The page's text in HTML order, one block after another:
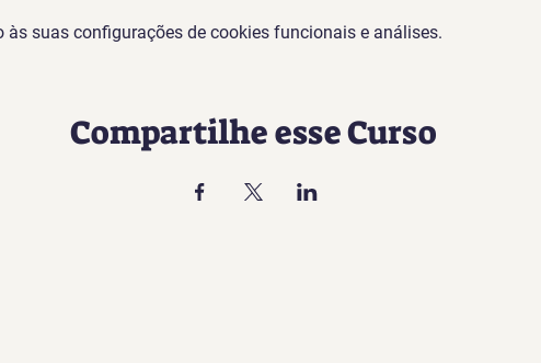
suas configurações de cookies funcionais e análises.
Compartilhe esse Curso